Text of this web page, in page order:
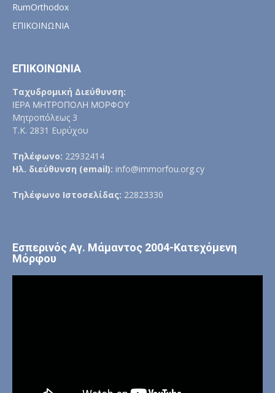
RumOrthodox
ΕΠΙΚΟΙΝΩΝΙΑ
ΕΠΙΚΟΙΝΩΝΙΑ
Ταχυδρομική Διεύθυνση:
ΙΕΡΑ ΜΗΤΡΟΠΟΛΗ ΜΟΡΦΟΥ
Μητροπόλεως 3
Τ.Κ. 2831 Ευρύχου
Τηλέφωνο: 22932414
Ηλ. διεύθυνση (email): info@immorfou.org.cy
Τηλέφωνο Ιστοσελίδας: 22823330
Εσπερινός Αγ. Μάμαντος 2004-Κατεχόμενη
Μόρφου